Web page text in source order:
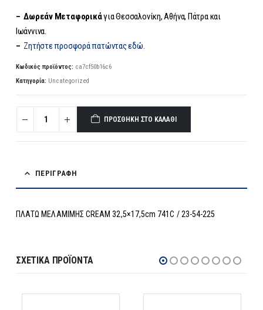
– Δωρεάν Μεταφορικάγια Θεσσαλονίκη, Αθήνα, Πάτρα και
Ιωάννινα.
– Ζητήστε προσφορά πατώντας εδώ.
Κωδικός προϊόντος: ca7cf50b16c6
Κατηγορία: Uncategorized
ΠΡΟΣΘΉΚΗ ΣΤΟ ΚΑΛΆΘΙ
ΠΕΡΙΓΡΑΦΉ
ΠΛΑΤΩ ΜΕΛΑΜΙΜΗΣ CREAM 32,5×17,5cm 741C / 23-54-225
ΣΧΕΤΙΚΆ ΠΡΟΪΌΝΤΑ